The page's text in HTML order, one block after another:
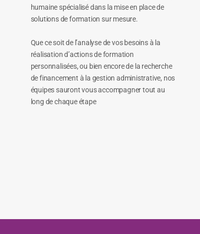
humaine spécialisé dans la mise en place de
solutions de formation sur mesure.
Que ce soit de l’analyse de vos besoins à la
réalisation d’actions de formation
personnalisées, ou bien encore de la recherche
de financement à la gestion administrative, nos
équipes sauront vous accompagner tout au
long de chaque étape